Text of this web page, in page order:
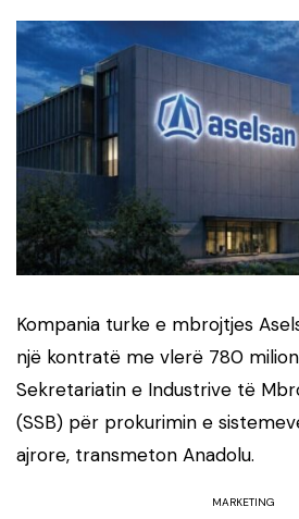
Kompania turke e mbrojtjes
një kontratë me vlerë 780
Sekretariatin e Industrive të
(SSB) për prokurimin e
ajrore, transmeton Anadolu.
MARKETING